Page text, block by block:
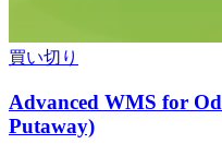
買い切り
Advanced WMS for
Putaway)